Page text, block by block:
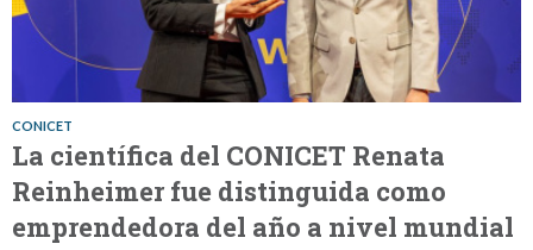
CONICET
La científica del CONICET Renata
Reinheimer fue distinguida como
emprendedora del año a nivel mundial